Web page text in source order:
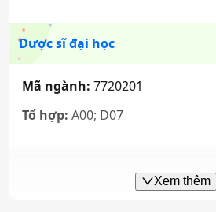
Dược sĩ đại học
Mã ngành: 7720201
Tổ hợp: A00; D07
Xem thêm